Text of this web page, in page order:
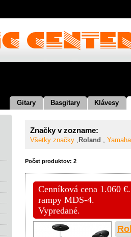
Gitary Basgitary Klávesy
Značky v zozname:
Všetky značky , Roland , Yamaha
Počet produktov: 2
Cenníková cena 1.060
rampy MDS-4.
Vypredané.